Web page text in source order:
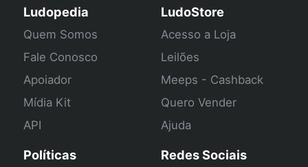
Ludopedia
Quem Somos
Fale Conosco
Apoiador
Mídia Kit
API
LudoStore
Acesso a Loja
Leilões
Meeps - Cashback
Quero Vender
Ajuda
Políticas Redes Sociais